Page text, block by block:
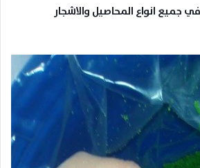
جميع انواع المحاصيل والاشجار